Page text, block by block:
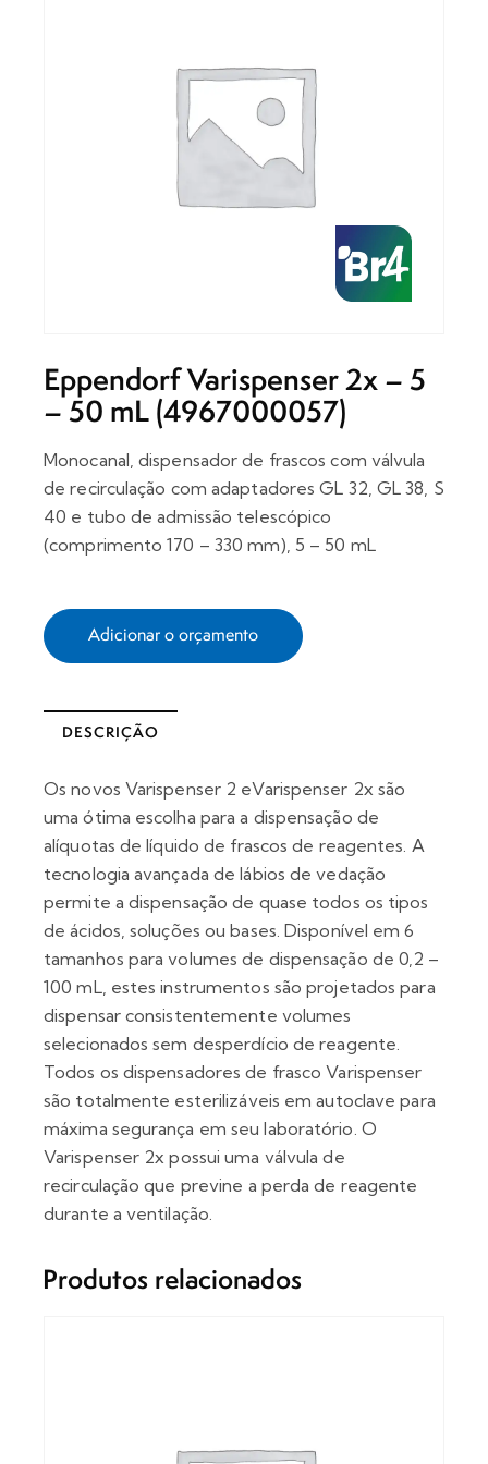
Eppendorf Varispenser 2x – 5
– 50 mL (4967000057)
Monocanal, dispensador de frascos com válvula
de recirculação com adaptadores GL 32, GL 38, S
40 e tubo de admissão telescópico
(comprimento 170 – 330 mm), 5 – 50 mL
Adicionar o orçamento
DESCRIÇÃO
Os novos Varispenser 2 eVarispenser 2x são
uma ótima escolha para a dispensação de
alíquotas de líquido de frascos de reagentes. A
tecnologia avançada de lábios de vedação
permite a dispensação de quase todos os tipos
de ácidos, soluções ou bases. Disponível em 6
tamanhos para volumes de dispensação de 0,2 –
100 mL, estes instrumentos são projetados para
dispensar consistentemente volumes
selecionados sem desperdício de reagente.
Todos os dispensadores de frasco Varispenser
são totalmente esterilizáveis em autoclave para
máxima segurança em seu laboratório. O
Varispenser 2x possui uma válvula de
recirculação que previne a perda de reagente
durante a ventilação.
Produtos relacionados